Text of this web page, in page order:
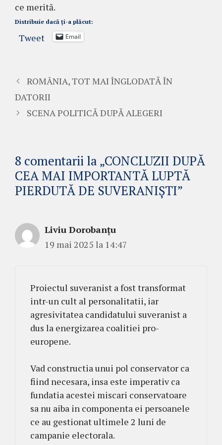
ce merită.
Distribuie dacă ți-a plăcut:
Tweet Email
ROMÂNIA, TOT MAI ÎNGLODATĂ ÎN
DATORII
SCENA POLITICĂ DUPĂ ALEGERI
8 comentarii la „CONCLUZII DUPĂ
CEA MAI IMPORTANTĂ LUPTĂ
PIERDUTĂ DE SUVERANIȘTI”
Liviu Dorobanțu
19 mai 2025 la 14:47
Proiectul suveranist a fost transformat
intr-un cult al personalitatii, iar
agresivitatea candidatului suveranist a
dus la energizarea coalitiei pro-
europene.
Vad constructia unui pol conservator ca
fiind necesara, insa este imperativ ca
fundatia acestei miscari conservatoare
sa nu aiba in componenta ei persoanele
ce au gestionat ultimele 2 luni de
campanie electorala.